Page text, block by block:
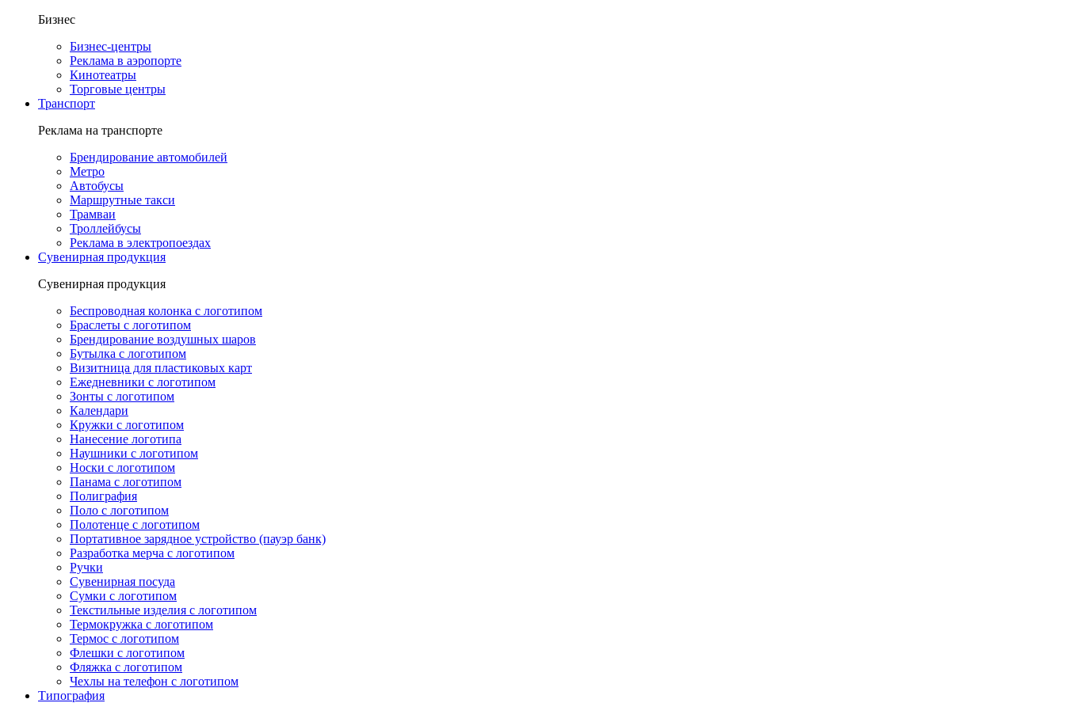
Бизнес
Бизнес-центры
Реклама в аэропорте
Кинотеатры
Торговые центры
Транспорт
Реклама на транспорте
Брендирование автомобилей
Метро
Автобусы
Маршрутные такси
Трамваи
Троллейбусы
Реклама в электропоездах
Сувенирная продукция
Сувенирная продукция
Беспроводная колонка с логотипом
Браслеты с логотипом
Брендирование воздушных шаров
Бутылка с логотипом
Визитница для пластиковых карт
Ежедневники с логотипом
Зонты с логотипом
Календари
Кружки с логотипом
Нанесение логотипа
Наушники с логотипом
Носки с логотипом
Панама с логотипом
Полиграфия
Поло с логотипом
Полотенце с логотипом
Портативное зарядное устройство (пауэр банк)
Разработка мерча с логотипом
Ручки
Сувенирная посуда
Сумки с логотипом
Текстильные изделия с логотипом
Термокружка с логотипом
Термос с логотипом
Флешки с логотипом
Фляжка с логотипом
Чехлы на телефон с логотипом
Типография